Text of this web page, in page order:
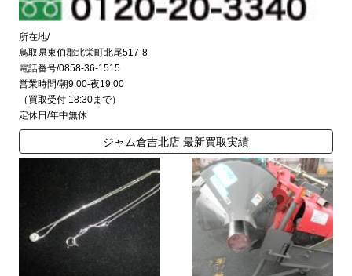
所在地/
鳥取県東伯郡北栄町北尾517-8
電話番号/0858-36-1515
営業時間/朝9:00-夜19:00
（買取受付 18:30まで）
定休日/年中無休
ジャム倉吉北店 最新買取実績